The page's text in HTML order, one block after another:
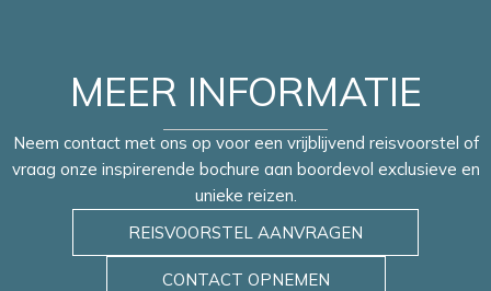
MEER INFORMATIE
Neem contact met ons op voor een vrijblijvend reisvoorstel of
vraag onze inspirerende bochure aan boordevol exclusieve en
unieke reizen.
REISVOORSTEL AANVRAGEN
CONTACT OPNEMEN